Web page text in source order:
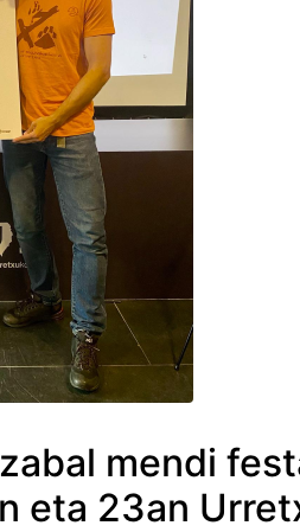
mendi
eta 23an